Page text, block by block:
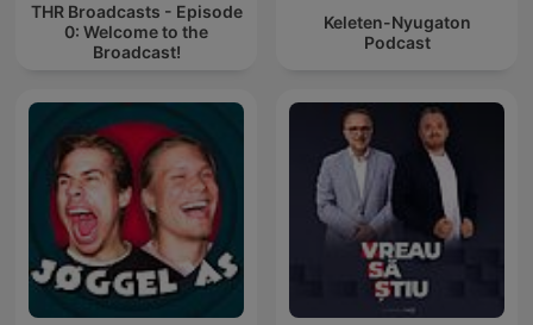
THR Broadcasts - Episode
0: Welcome to the
Broadcast!
Keleten-Nyugaton
Podcast